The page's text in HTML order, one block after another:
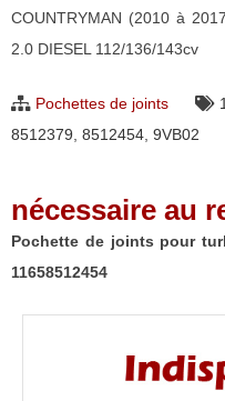
COUNTRYMAN (2010 à
2.0 DIESEL 112/136/143cv
Pochettes de joints
8512379 8512454 9VB02
nécessaire au
Pochette de joints pour
11658512454